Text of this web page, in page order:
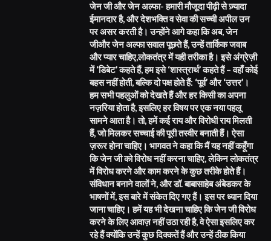
जेन जी और जेन अल्फा- हमारी मौजूदा पीढ़ी से ज़्यादा
ईमानदार है, और देशभक्ति व सेवा की सच्ची अपील उन
पर असर करती है। उन्होंने आगे कहा कि अब, जेन
जीऔर जेन अल्फा सवाल पूछते हैं, उन्हें तार्किक जवाब
और प्यार चाहिए,लोकतंत्र में यही तरीका है। इसे अंग्रेज़ी
में ‘डिबेट’ कहते हैं, हम इसे ‘शास्त्रार्थ’ कहते हैं – वहाँ कोई
बहस नहीं होती, बल्कि दो पक्ष होते हैं: ‘पूर्व’ और ‘उत्तर’।
हम सभी पहलुओं को देखते हैं और हर किसी का अपना
नज़रिया होता है, इसलिए हर विषय पर एक नया पहलू
सामने आता है। तो, हमें कई राय और विरोधी राय मिलती
हैं, जो मिलकर सच्चाई की पूरी तस्वीर बनाती हैं। ऐसा
ज़रूर होना चाहिए। भागवत ने कहा कि मैं यह नहीं कहूँगा
कि जेन जी को विरोध नहीं करना चाहिए, लेकिन लोकतंत्र
में विरोध करने और काम करने के कुछ तरीके होते हैं।
संविधान बनाने वालों ने, और डॉ. बाबासाहेब अंबेडकर के
भाषणों में, इस बारे में संकेत दिए गए हैं। इस पर ध्यान दिया
जाना चाहिए। हमें यह भी देखना चाहिए कि जेन जी विरोध
करने के लिए आवाज़ नहीं उठा रही है, वे ऐसा इसलिए कर
रहे हैं क्योंकि उन्हें कुछ दिक्कतें हैं और उन्हें ठीक किया